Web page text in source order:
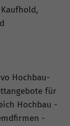
Hochbau-
für
Hochbau -
-